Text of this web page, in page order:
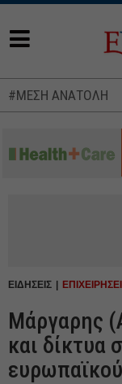
#ΜΕΣΗ ΑΝΑΤΟΛΗ
ΕΙΔΗΣΕΙΣ
Μάργαρης
και δίκτυα